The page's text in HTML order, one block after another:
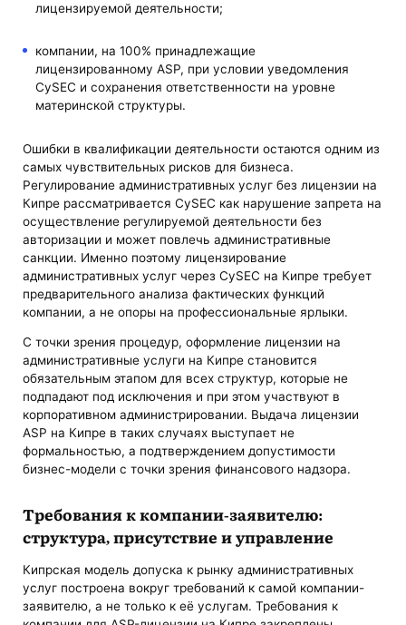
лицензируемой деятельности;
компании, на 100% принадлежащие
лицензированному ASP, при условии уведомления
CySEC и сохранения ответственности на уровне
материнской структуры.
Ошибки в квалификации деятельности остаются одним из
самых чувствительных рисков для бизнеса.
Регулирование административных услуг без лицензии на
Кипре рассматривается CySEC как нарушение запрета на
осуществление регулируемой деятельности без
авторизации и может повлечь административные
санкции. Именно поэтому лицензирование
административных услуг через CySEC на Кипре требует
предварительного анализа фактических функций
компании, а не опоры на профессиональные ярлыки.
С точки зрения процедур, оформление лицензии на
административные услуги на Кипре становится
обязательным этапом для всех структур, которые не
подпадают под исключения и при этом участвуют в
корпоративном администрировании. Выдача лицензии
ASP на Кипре в таких случаях выступает не
формальностью, а подтверждением допустимости
бизнес-модели с точки зрения финансового надзора.
Требования к компании-заявителю:
структура, присутствие и управление
Кипрская модель допуска к рынку административных
услуг построена вокруг требований к самой компании-
заявителю, а не только к её услугам. Требования к